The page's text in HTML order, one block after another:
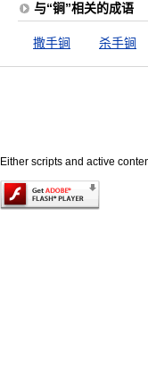
与“锏”相关的成语
撒手锏 杀手锏
Either scripts and active